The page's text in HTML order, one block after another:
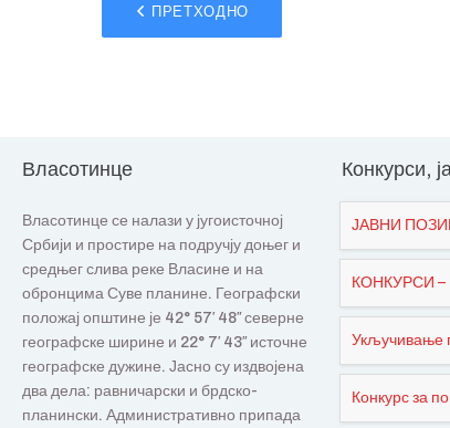
ПРЕТХОДНО
Власотинце
Власотинце се налази у југоисточној
Србији и простире на подручју доњег и
средњег слива реке Власине и на
обронцима Суве планине. Географски
положај општине је 42° 57′ 48″ северне
географске ширине и 22° 7′ 43″ источне
географске дужине. Јасно су издвојена
два дела: равничарски и брдско-
планински. Административно припада
Конкурси,
ЈАВНИ
КОНКУРСИ –
Укључивање
Конкурс за